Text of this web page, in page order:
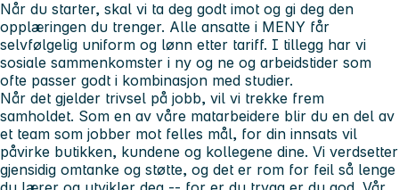
Når du starter, skal vi ta deg godt imot og gi deg den
opplæringen du trenger. Alle ansatte i MENY får
selvfølgelig uniform og lønn etter tariff. I tillegg har vi
sosiale sammenkomster i ny og ne og arbeidstider som
ofte passer godt i kombinasjon med studier.
Når det gjelder trivsel på jobb, vil vi trekke frem
samholdet. Som en av våre matarbeidere blir du en del av
et team som jobber mot felles mål, for din innsats vil
påvirke butikken, kundene og kollegene dine. Vi verdsetter
gjensidig omtanke og støtte, og det er rom for feil så lenge